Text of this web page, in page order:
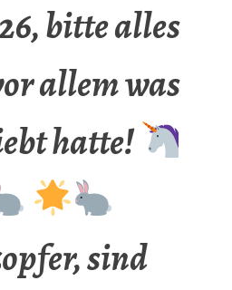
bitte alles
allem was
hatte!
sind